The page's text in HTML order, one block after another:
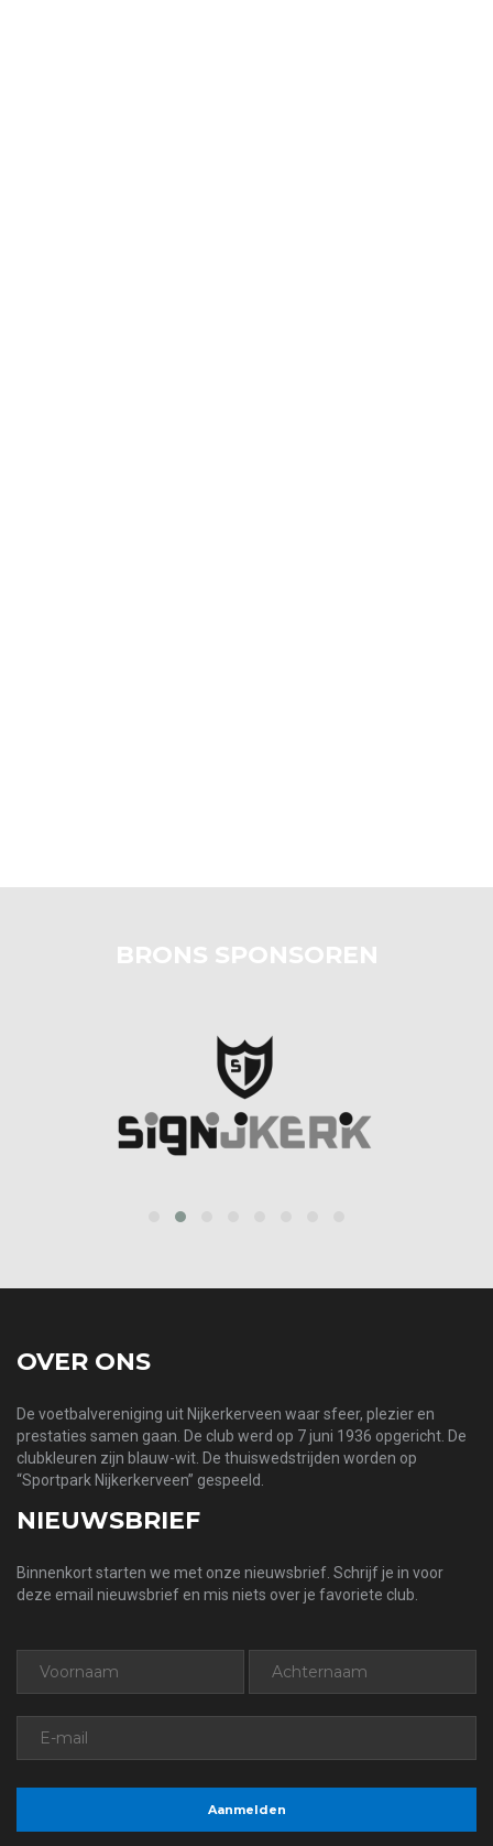
BRONS SPONSOREN
OVER ONS
De voetbalvereniging uit Nijkerkerveen waar sfeer, plezier en
prestaties samen gaan. De club werd op 7 juni 1936 opgericht. De
clubkleuren zijn blauw-wit. De thuiswedstrijden worden op
“Sportpark Nijkerkerveen” gespeeld.
NIEUWSBRIEF
Binnenkort starten we met onze nieuwsbrief. Schrijf je in voor
deze email nieuwsbrief en mis niets over je favoriete club.